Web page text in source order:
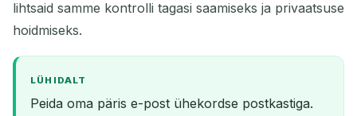
lihtsaid samme kontrolli tagasi saamiseks ja privaatsuse
hoidmiseks.
LÜHIDALT
Peida oma päris e-post ühekordse postkastiga.